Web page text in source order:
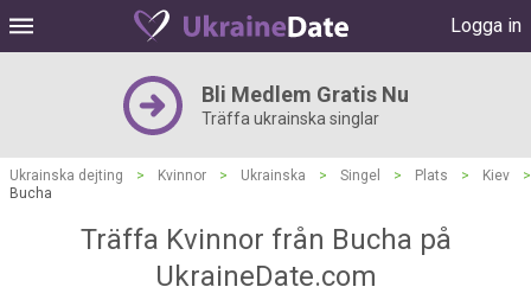
Logga in
Bli Medlem Gratis Nu
Träffa ukrainska singlar
Ukrainska dejting > Kvinnor > Ukrainska > Singel > Plats > Kiev
>
Bucha
Träffa Kvinnor från Bucha på
UkraineDate.com